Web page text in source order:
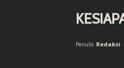
Penulis Redaksi